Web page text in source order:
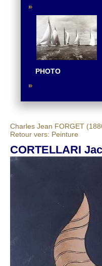
PHOTO
Charles Jean FORGET
Retour vers: Peinture
CORTELLARI